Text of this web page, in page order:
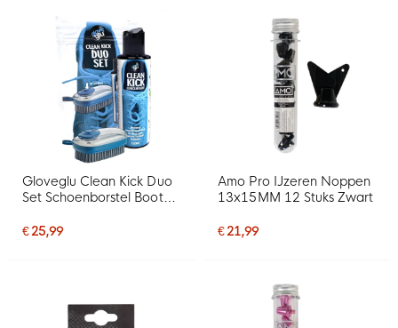
Gloveglu Clean Kick Duo
Set Schoenborstel Boot
€ 25,99
Amo Pro IJzeren Noppen
13x15MM 12 Stuks Zwart
€ 21,99